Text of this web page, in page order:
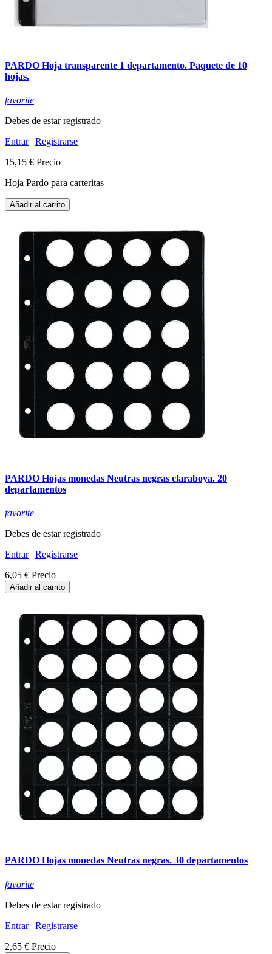
PARDO Hoja transparente 1 departamento. Paquete de 10
hojas.
favorite
Debes de estar registrado
Entrar| Registrarse
15,15 € Precio
Hoja Pardo para carteritas
Añadir al carrito
PARDO Hojas monedas Neutras negras claraboya. 20
departamentos
favorite
Debes de estar registrado
Entrar| Registrarse
6,05 € Precio
Añadir al carrito
PARDO Hojas monedas Neutras negras. 30 departamentos
favorite
Debes de estar registrado
Entrar| Registrarse
2,65 € Precio